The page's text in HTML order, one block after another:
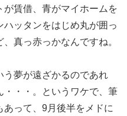
が賃借、青がマイホームを
ッタンをはじめ丸が囲っ
真っ赤っかなんですね。
う夢が遠ざかるのであれ
・・・。というワケで、筆
って、9月後半をメドに